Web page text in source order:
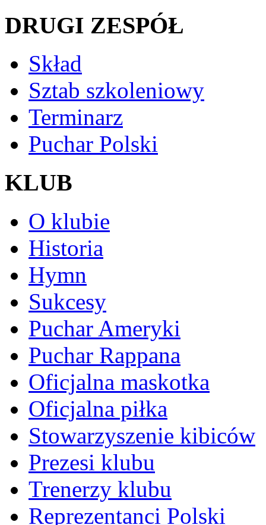
DRUGI ZESPÓŁ
Skład
Sztab szkoleniowy
Terminarz
Puchar Polski
KLUB
O klubie
Historia
Hymn
Sukcesy
Puchar Ameryki
Puchar Rappana
Oficjalna maskotka
Oficjalna piłka
Stowarzyszenie kibiców
Prezesi klubu
Trenerzy klubu
Reprezentanci Polski